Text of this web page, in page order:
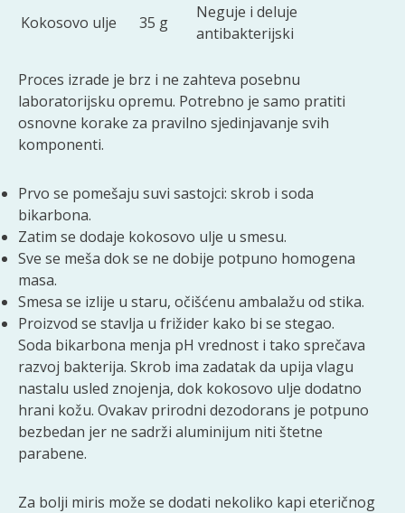
Kokosovo ulje 35 g
Neguje i deluje
antibakterijski
Proces izrade je brz i ne zahteva posebnu
laboratorijsku opremu. Potrebno je samo pratiti
osnovne korake za pravilno sjedinjavanje svih
komponenti.
Prvo se pomešaju suvi sastojci: skrob i soda
bikarbona.
Zatim se dodaje kokosovo ulje u smesu.
Sve se meša dok se ne dobije potpuno homogena
masa.
Smesa se izlije u staru, očišćenu ambalažu od stika.
Proizvod se stavlja u frižider kako bi se stegao.
Soda bikarbona menja pH vrednost i tako sprečava
razvoj bakterija. Skrob ima zadatak da upija vlagu
nastalu usled znojenja, dok kokosovo ulje dodatno
hrani kožu. Ovakav prirodni dezodorans je potpuno
bezbedan jer ne sadrži aluminijum niti štetne
parabene.
Za bolji miris može se dodati nekoliko kapi eteričnog